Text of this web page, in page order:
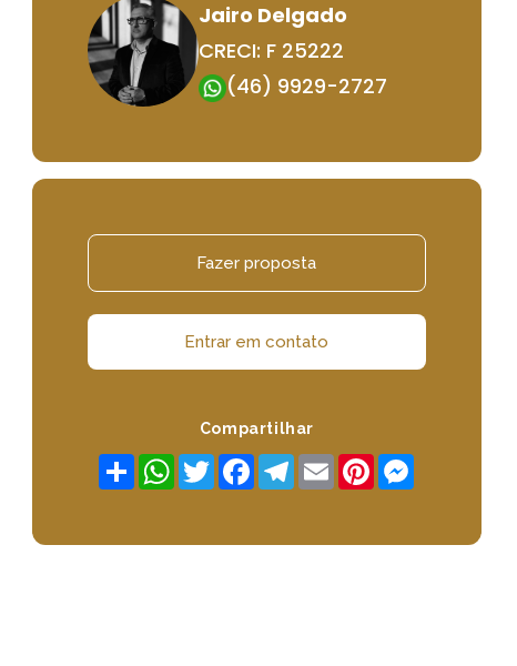
Jairo Delgado
CRECI: F 25222
(46) 9929-2727
Fazer proposta
Entrar em contato
Compartilhar
ShareWhatsApp
TwitterFacebookTelegram
Email Pinterest